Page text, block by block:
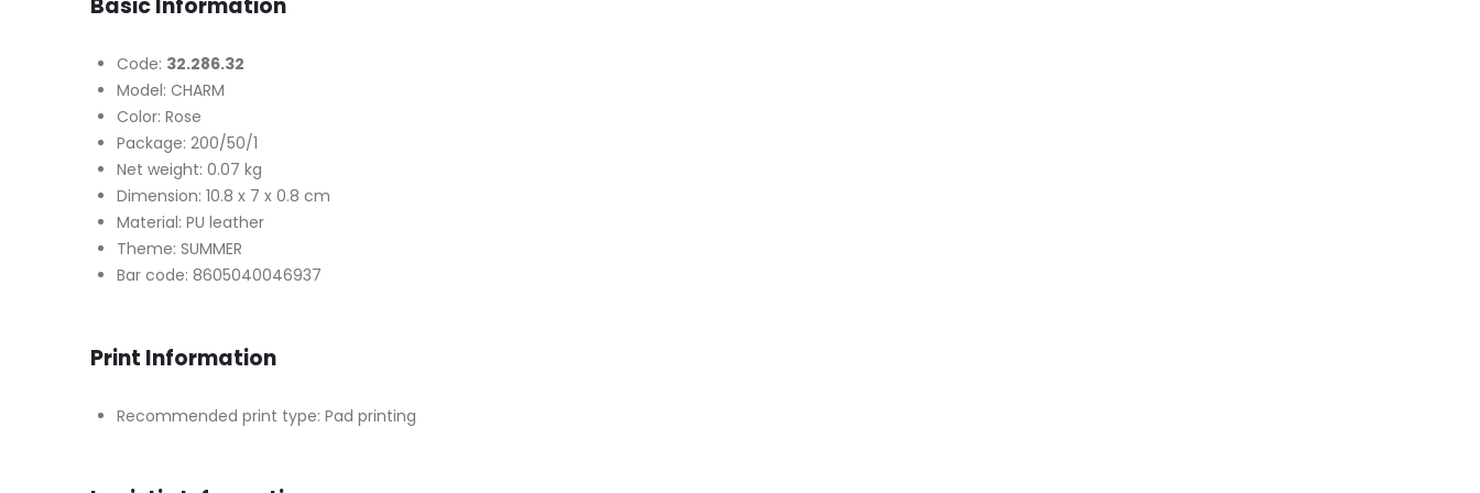
Code: 32.286.32
Model: CHARM
Color: Rose
Package: 200/50/1
Net weight: 0.07 kg
Dimension: 10.8 x 7 x 0.8 cm
Material: PU leather
Theme: SUMMER
Bar code: 8605040046937
Print Information
Recommended print type: Pad printing